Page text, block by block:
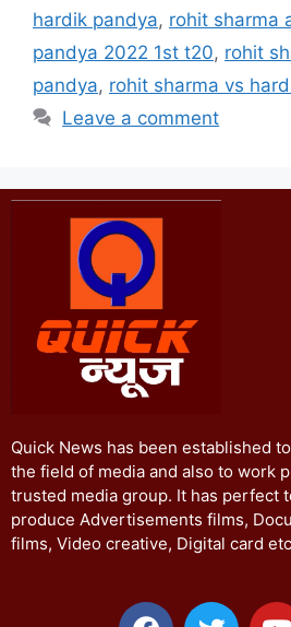
hardik pandya, rohit sharma
pandya 2022 1st t20, rohit
pandya, rohit sharma vs
Leave a comment
Quick News has been established
the field of media and also to work
trusted media group. It has perfect
produce Advertisements films,
films, Video creative, Digital card